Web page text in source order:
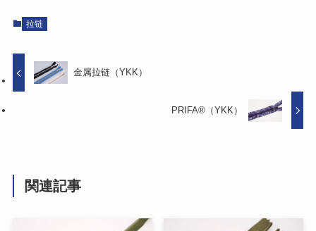
拉链
金属拉链（YKK）
PRIFA®（YKK）
関連記事